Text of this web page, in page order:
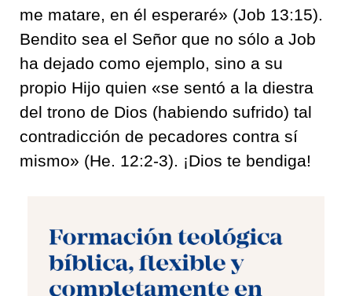
me matare, en él esperaré» (Job 13:15).
Bendito sea el Señor que no sólo a Job
ha dejado como ejemplo, sino a su
propio Hijo quien «se sentó a la diestra
del trono de Dios (habiendo sufrido) tal
contradicción de pecadores contra sí
mismo» (He. 12:2-3). ¡Dios te bendiga!